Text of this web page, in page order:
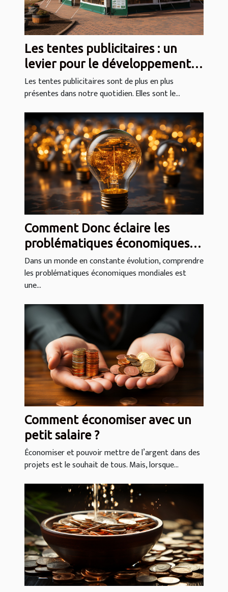
Les tentes publicitaires : un
levier pour le développement
économique
Les tentes publicitaires sont de plus en plus
présentes dans notre quotidien. Elles sont le...
Comment Donc éclaire les
problématiques économiques
mondiales
Dans un monde en constante évolution, comprendre
les problématiques économiques mondiales est
une...
Comment économiser avec un
petit salaire ?
Économiser et pouvoir mettre de l’argent dans des
projets est le souhait de tous. Mais, lorsque...